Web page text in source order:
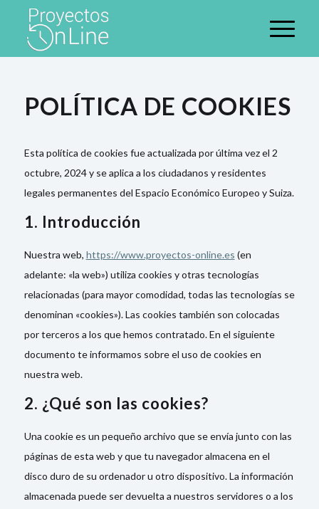
POLÍTICA DE COOKIES
Esta política de cookies fue actualizada por última vez el 2
octubre, 2024 y se aplica a los ciudadanos y residentes
legales permanentes del Espacio Económico Europeo y Suiza.
1. Introducción
Nuestra web, https://www.proyectos-online.es (en
adelante: «la web») utiliza cookies y otras tecnologías
relacionadas (para mayor comodidad, todas las tecnologías se
denominan «cookies»). Las cookies también son colocadas
por terceros a los que hemos contratado. En el siguiente
documento te informamos sobre el uso de cookies en
nuestra web.
2. ¿Qué son las cookies?
Una cookie es un pequeño archivo que se envía junto con las
páginas de esta web y que tu navegador almacena en el
disco duro de su ordenador u otro dispositivo. La información
almacenada puede ser devuelta a nuestros servidores o a los